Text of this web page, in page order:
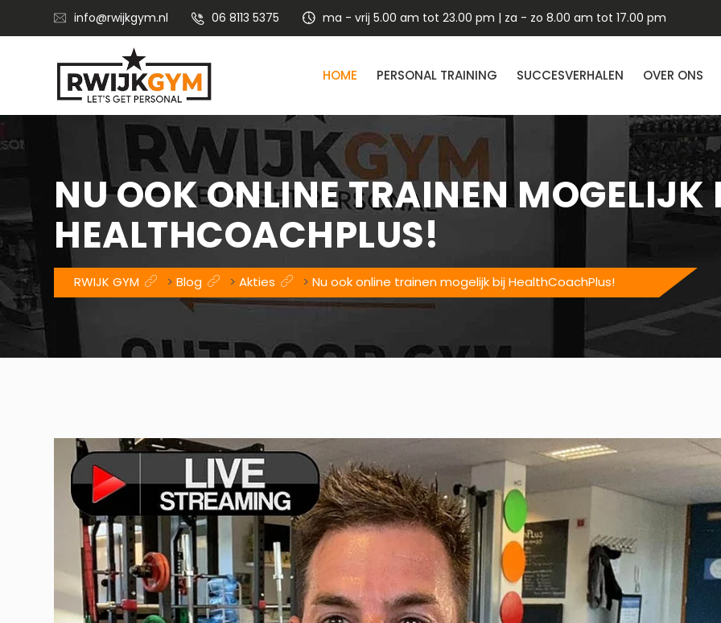
info@rwijkgym.nl 06 8113 5375 ma - vrij 5.00 am tot 23.00 pm | za - zo 8.00 am tot 17.00 pm
HOME PERSONAL TRAINING SUCCESVERHALEN OVER ONS
NU OOK ONLINE TRAINEN MOGELIJK
HEALTHCOACHPLUS!
RWIJK GYM > Blog > Akties > Nu ook online trainen mogelijk bij HealthCoachPlus!